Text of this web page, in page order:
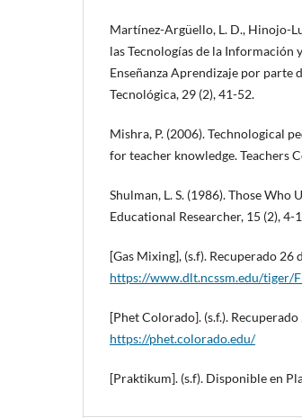
Martínez-Argüello, L. D., Hinojo-
las Tecnologías de la Información
Enseñanza Aprendizaje por parte
Tecnológica, 29 (2), 41-52.
Mishra, P. (2006). Technological
for teacher knowledge. Teachers
Shulman, L. S. (1986). Those
Educational Researcher, 15 (2), 4-
[Gas Mixing], (s.f). Recuperado 26
https://www.dlt.ncssm.edu/tiger/
[Phet Colorado]. (s.f.).
https://phet.colorado.edu/
[Praktikum]. (s.f). Disponible en